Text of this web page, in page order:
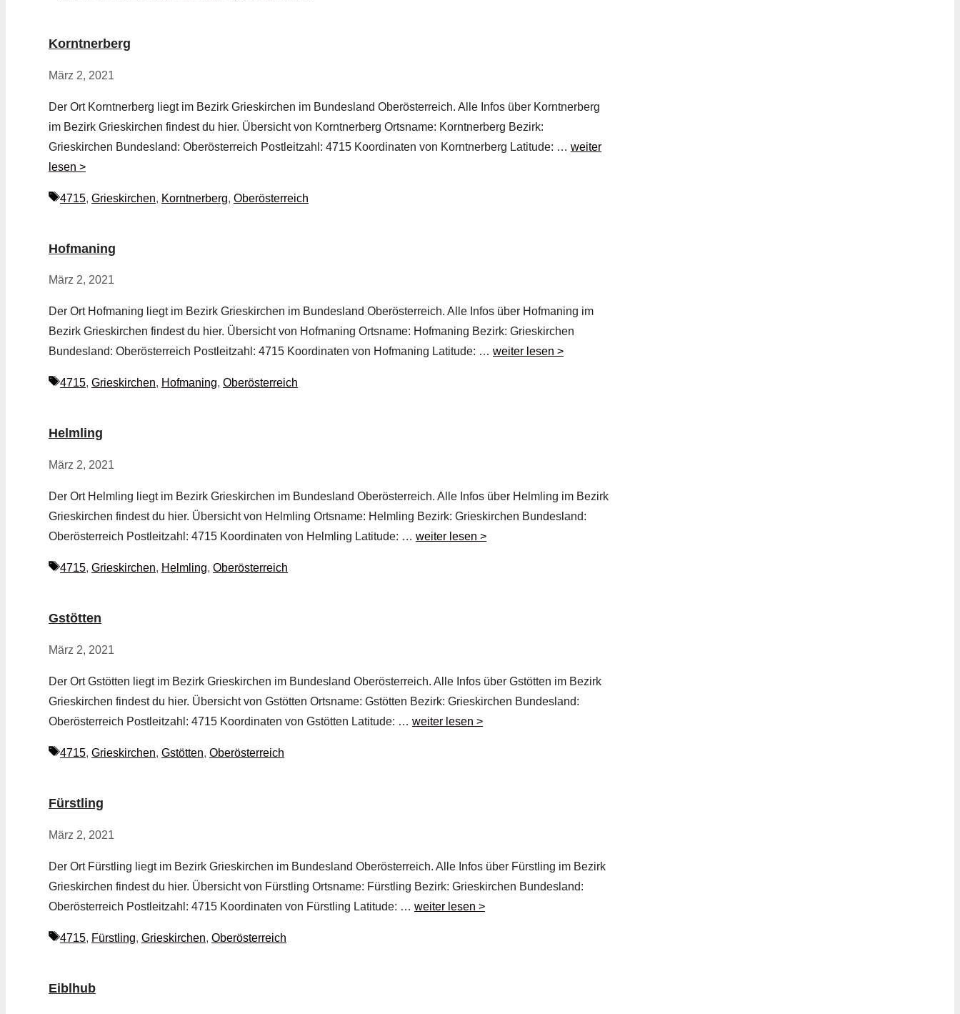
Korntnerberg
März 2, 2021
Der Ort Korntnerberg liegt im Bezirk Grieskirchen im Bundesland Oberösterreich. Alle Infos über Korntnerberg
im Bezirk Grieskirchen findest du hier. Übersicht von Korntnerberg Ortsname: Korntnerberg Bezirk:
Grieskirchen Bundesland: Oberösterreich Postleitzahl: 4715 Koordinaten von Korntnerberg Latitude: … weiter
lesen >
Schlagwörter
4715, Grieskirchen, Korntnerberg, Oberösterreich
Hofmaning
März 2, 2021
Der Ort Hofmaning liegt im Bezirk Grieskirchen im Bundesland Oberösterreich. Alle Infos über Hofmaning im
Bezirk Grieskirchen findest du hier. Übersicht von Hofmaning Ortsname: Hofmaning Bezirk: Grieskirchen
Bundesland: Oberösterreich Postleitzahl: 4715 Koordinaten von Hofmaning Latitude: … weiter lesen >
Schlagwörter
4715, Grieskirchen, Hofmaning, Oberösterreich
Helmling
März 2, 2021
Der Ort Helmling liegt im Bezirk Grieskirchen im Bundesland Oberösterreich. Alle Infos über Helmling im Bezirk
Grieskirchen findest du hier. Übersicht von Helmling Ortsname: Helmling Bezirk: Grieskirchen Bundesland:
Oberösterreich Postleitzahl: 4715 Koordinaten von Helmling Latitude: … weiter lesen >
Schlagwörter
4715, Grieskirchen, Helmling, Oberösterreich
Gstötten
März 2, 2021
Der Ort Gstötten liegt im Bezirk Grieskirchen im Bundesland Oberösterreich. Alle Infos über Gstötten im Bezirk
Grieskirchen findest du hier. Übersicht von Gstötten Ortsname: Gstötten Bezirk: Grieskirchen Bundesland:
Oberösterreich Postleitzahl: 4715 Koordinaten von Gstötten Latitude: … weiter lesen >
Schlagwörter
4715, Grieskirchen, Gstötten, Oberösterreich
Fürstling
März 2, 2021
Der Ort Fürstling liegt im Bezirk Grieskirchen im Bundesland Oberösterreich. Alle Infos über Fürstling im Bezirk
Grieskirchen findest du hier. Übersicht von Fürstling Ortsname: Fürstling Bezirk: Grieskirchen Bundesland:
Oberösterreich Postleitzahl: 4715 Koordinaten von Fürstling Latitude: … weiter lesen >
Schlagwörter
4715, Fürstling, Grieskirchen, Oberösterreich
Eiblhub